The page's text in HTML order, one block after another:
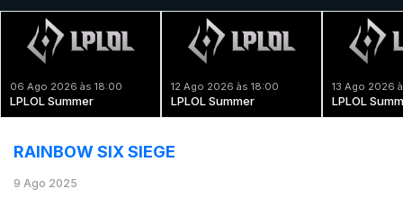
06 Ago 2026 às 18:00
LPLOL Summer
12 Ago 2026 às 18:00
LPLOL Summer
13 Ago 2026
LPLOL
RAINBOW SIX SIEGE
9 Ago 2025